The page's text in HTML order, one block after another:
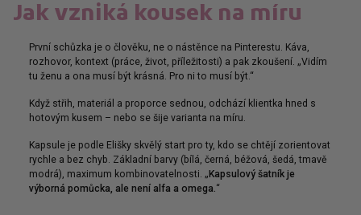
Jak vzniká kousek na míru
První schůzka je o člověku, ne o nástěnce na Pinterestu. Káva,
rozhovor, kontext (práce, život, příležitosti) a pak zkoušení. „Vidím
tu ženu a ona musí být krásná. Pro ni to musí být.“
Když střih, materiál a proporce sednou, odchází klientka hned s
hotovým kusem – nebo se šije varianta na míru.
Kapsule je podle Elišky skvělý start pro ty, kdo se chtějí zorientovat
rychle a bez chyb. Základní barvy (bílá, černá, béžová, šedá, tmavě
modrá), maximum kombinovatelnosti. „ Kapsulový šatník je
výborná pomůcka, ale není alfa a omega.“